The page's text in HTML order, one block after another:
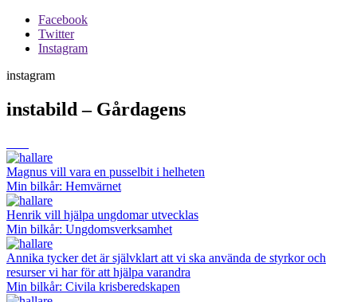
Facebook
Twitter
Instagram
instagram
instabild – Gårdagens
Magnus vill vara en pusselbit i helheten
Min bilkår: Hemvärnet
Henrik vill hjälpa ungdomar utvecklas
Min bilkår: Ungdomsverksamhet
Annika tycker det är självklart att vi ska använda de styrkor och
resurser vi har för att hjälpa varandra
Min bilkår: Civila krisberedskapen